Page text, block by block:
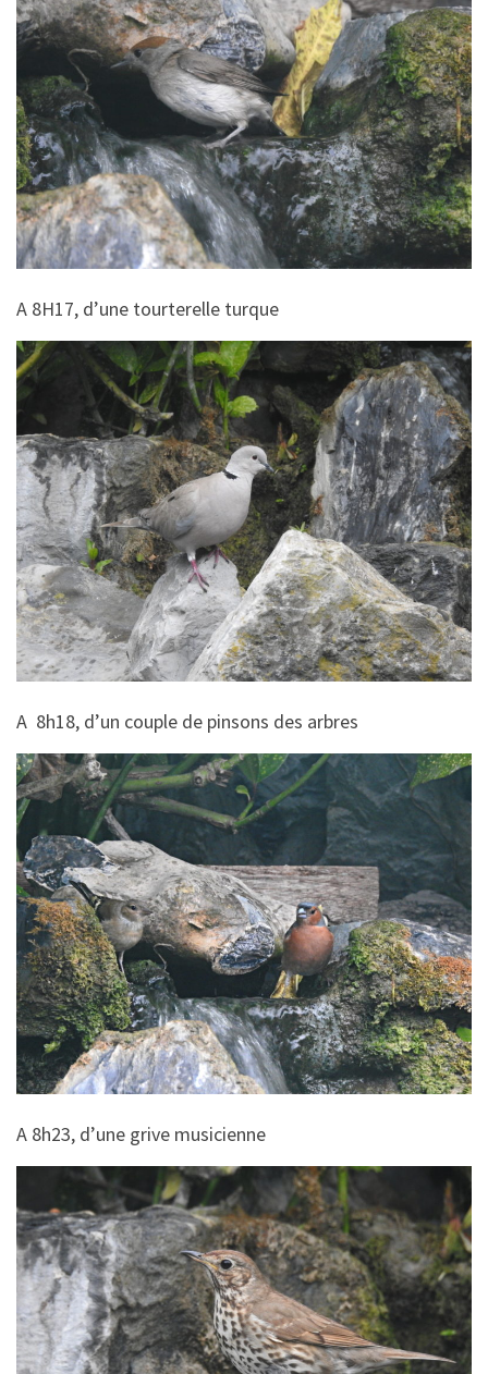
A 8H17, d’une tourterelle turque
A 8h18, d’un couple de pinsons des arbres
A 8h23, d’une grive musicienne